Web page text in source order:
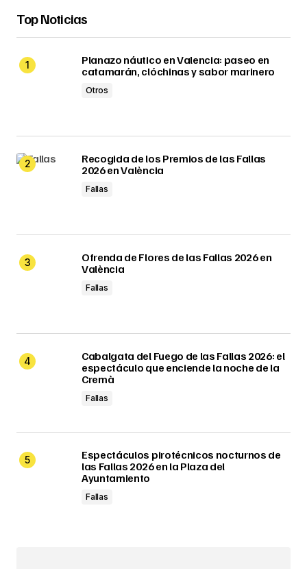
Top Noticias
Planazo náutico en Valencia: paseo en
catamarán, clóchinas y sabor marinero
Otros
Recogida de los Premios de las Fallas
2026 en València
Fallas
Ofrenda de Flores de las Fallas 2026 en
València
Fallas
Cabalgata del Fuego de las Fallas 2026: el
espectáculo que enciende la noche de la
Cremà
Fallas
Espectáculos pirotécnicos nocturnos de
las Fallas 2026 en la Plaza del
Ayuntamiento
Fallas